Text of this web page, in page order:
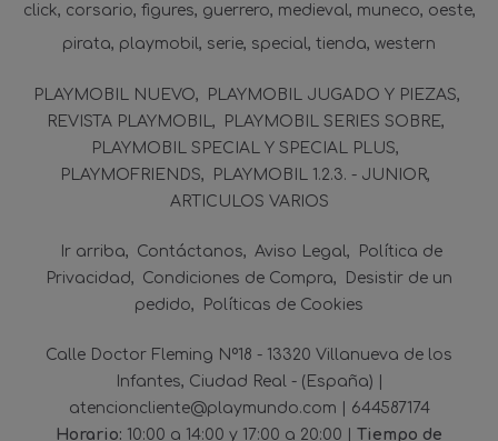
click corsario figures guerrero medieval muneco oeste
pirata playmobil serie special tienda western
PLAYMOBIL NUEVO
PLAYMOBIL JUGADO Y PIEZAS
REVISTA PLAYMOBIL
PLAYMOBIL SERIES SOBRE
PLAYMOBIL SPECIAL Y SPECIAL PLUS
PLAYMOFRIENDS
PLAYMOBIL 1.2.3. - JUNIOR
ARTICULOS VARIOS
Ir arriba Contáctanos Aviso Legal
Política de
Privacidad
Condiciones de Compra
Desistir de un
pedido
Políticas de Cookies
Calle Doctor Fleming Nº18 - 13320 Villanueva de los
Infantes, Ciudad Real - (España) |
atencioncliente@playmundo.com | 644587174
Horario: 10:00 a 14:00 y 17:00 a 20:00 | Tiempo de